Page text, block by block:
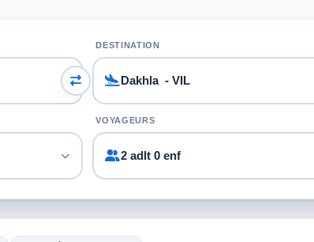
DESTINATION
VOYAGEURS
2 adlt 0 enf